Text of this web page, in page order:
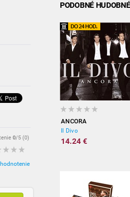
0/5 (0)
PODOBNÉ
ANCORA
Il Divo
14.24 €